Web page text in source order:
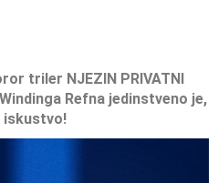
triler NJEZIN PRIVATNI
Refna jedinstveno je,
iskustvo!